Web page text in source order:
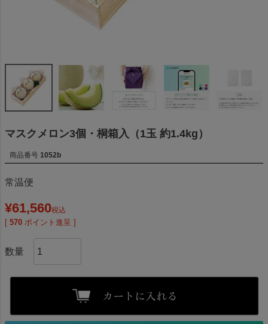
マスクメロン3個・桐箱入（1玉 約1.4kg）
商品番号 1052b
常温便
¥61,560税込
[ 570 ポイント進呈 ]
カートに入れる